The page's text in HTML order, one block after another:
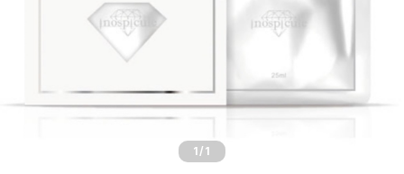
1 /1